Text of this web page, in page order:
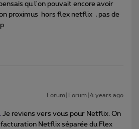
qu l'on pouvait encore avoir
proximus hors flex netflix , pas de
Forum|Forum|4 years ago
Je reviens vers vous pour Netflix. On
Netflix séparée du Flex